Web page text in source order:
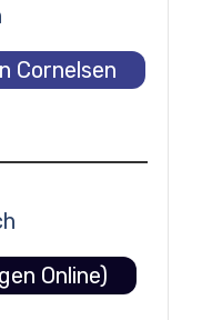
Cornelsen
Online)